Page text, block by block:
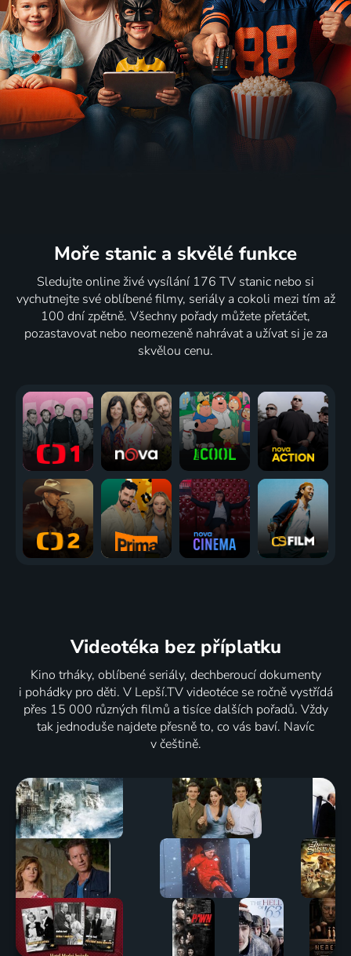
Moře stanic a skvělé funkce
Sledujte online živé vysílání 176 TV stanic nebo si
vychutnejte své oblíbené filmy, seriály a cokoli mezi tím až
100 dní zpětně. Všechny pořady můžete přetáčet,
pozastavovat nebo neomezeně nahrávat a užívat si je za
skvělou cenu.
Videotéka bez příplatku
Kino trháky, oblíbené seriály, dechberoucí dokumenty
i pohádky pro děti. V Lepší.TV videotéce se ročně vystřídá
přes 15 000 různých filmů a tisíce dalších pořadů. Vždy
tak jednoduše najdete přesně to, co vás baví. Navíc
v češtině.